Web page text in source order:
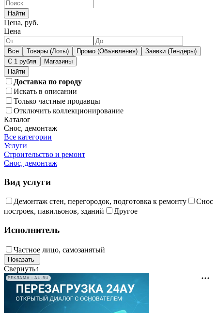
Найти
Цена, руб.
Цена
Все Товары (Лоты) Промо (Объявления)
Заявки (Тендеры)
С 1 рубля
Магазины
Доставка по городу
Искать в описании
Только частные продавцы
Отключить коллекционирование
Каталог
Снос, демонтаж
Все категории
Услуги
Строительство и ремонт
Снос, демонтаж
Вид услуги
Демонтаж стен, перегородок, подготовка к ремонту
Снос
построек, павильонов, зданий
Другое
Исполнитель
Частное лицо, самозанятый
Свернуть↑
РЕКЛАМА • AU.RU